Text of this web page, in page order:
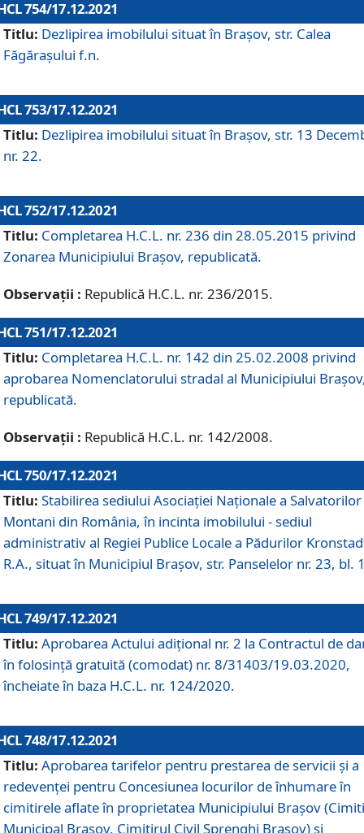
754/17.12.2021
Titlu: Dezlipirea imobilului situat în Brașov, str. Calea
Făgărașului f.n.
753/17.12.2021
Titlu: Dezlipirea imobilului situat în Brașov, str. 13
nr. 22.
752/17.12.2021
Titlu: Completarea H.C.L. nr. 236 din 28.05.2015 privind
Zonarea Municipiului Braşov, republicată.
Observații : Republică H.C.L. nr. 236/2015.
751/17.12.2021
Titlu: Completarea H.C.L. nr. 142 din 25.02.2008 privind
aprobarea Nomenclatorului stradal al Municipiului
republicată.
Observații : Republică H.C.L. nr. 142/2008.
750/17.12.2021
Titlu: Stabilirea sediului Asociației Naționale a Salvatorilor
Montani din România, în incinta imobilului - sediul
administrativ al Regiei Publice Locale a Pădurilor
R.A., situat în Municipiul Braşov, str. Panselelor nr. 23, bl.
749/17.12.2021
Titlu: Aprobarea Actului adițional nr. 2 la Contractul de
în folosință gratuită (comodat) nr. 8/31403/19.03.2020,
încheiate în baza H.C.L. nr. 124/2020.
748/17.12.2021
Titlu: Aprobarea tarifelor pentru prestarea de servicii şi a
redevenţei pentru Concesiunea locurilor de înhumare în
cimitirele aflate în proprietatea Municipiului Braşov
Municipal Braşov, Cimitirul Civil Sprenghi Braşov) şi